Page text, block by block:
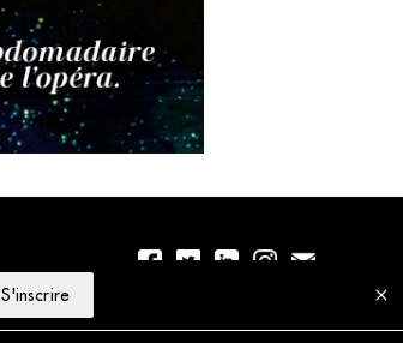
S'inscrire